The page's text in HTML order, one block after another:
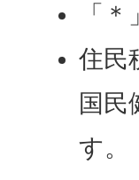
「
住民
国民
す。